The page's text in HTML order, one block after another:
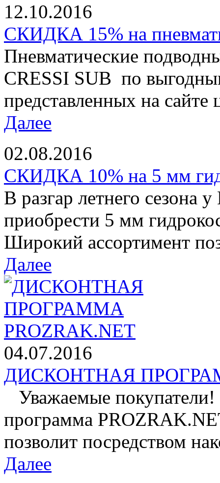
12.10.2016
СКИДКА 15% на
Пневматические
CRESSI SUB по
представленных на
Далее
02.08.2016
СКИДКА 10% на 5 мм
В разгар летнего сезона
приобрести 5 мм
Широкий ассортимент
Далее
04.07.2016
ДИСКОНТНАЯ
Уважаемые покупатели!
программа
позволит посредством
Далее